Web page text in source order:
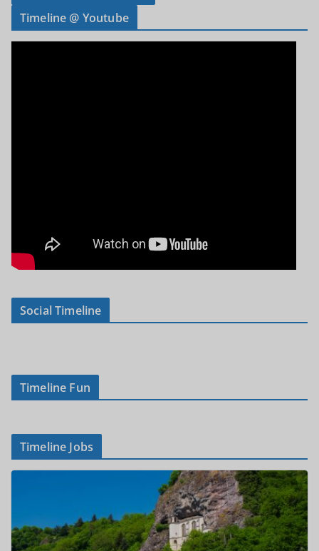
Timeline @ Youtube
Social Timeline
Timeline Fun
Timeline Jobs